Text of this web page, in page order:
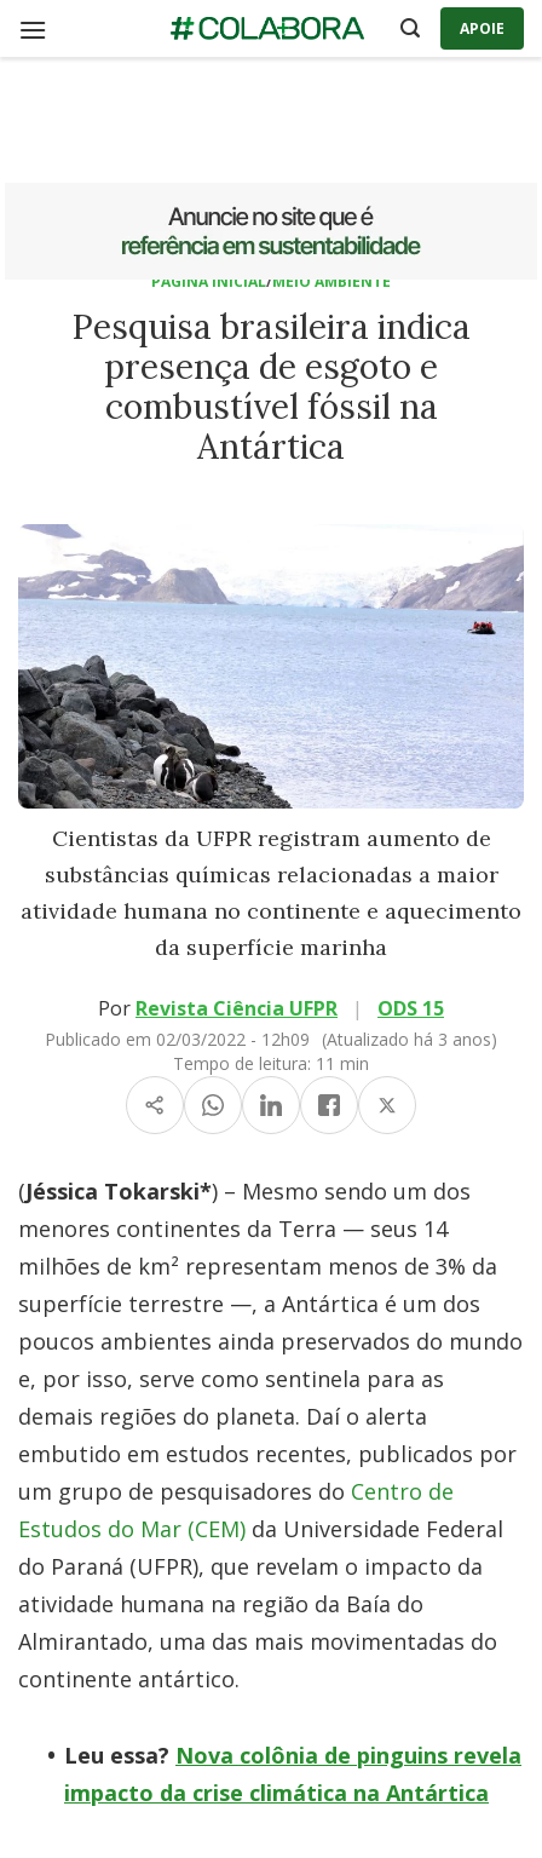
APOIE
PÁGINA INICIAL/MEIO AMBIENTE
Pesquisa brasileira indica
presença de esgoto e
combustível fóssil na
Antártica
Cientistas da UFPR registram aumento de
substâncias químicas relacionadas a maior
atividade humana no continente e aquecimento
da superfície marinha
Por Revista Ciência UFPR | ODS 15
Publicado em 02/03/2022 - 12h09
(Atualizado há 3 anos)
Tempo de leitura: 11 min
(Jéssica Tokarski*) – Mesmo sendo um dos
menores continentes da Terra — seus 14
milhões de km² representam menos de 3% da
superfície terrestre —, a Antártica é um dos
poucos ambientes ainda preservados do mundo
e, por isso, serve como sentinela para as
demais regiões do planeta. Daí o alerta
embutido em estudos recentes, publicados por
um grupo de pesquisadores do Centro de
Estudos do Mar (CEM) da Universidade Federal
do Paraná (UFPR), que revelam o impacto da
atividade humana na região da Baía do
Almirantado, uma das mais movimentadas do
continente antártico.
Leu essa? Nova colônia de pinguins revela
impacto da crise climática na Antártica